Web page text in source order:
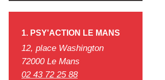
1. PSY'ACTION LE MANS
12, place Washington
72000 Le Mans
02 43 72 25 88